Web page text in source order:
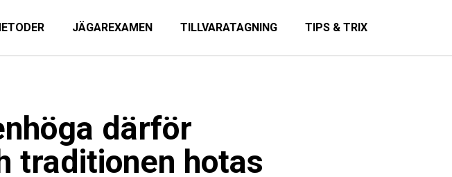
JÄGAREXAMEN TILLVARATAGNING TIPS & TRIX
därför
traditionen hotas